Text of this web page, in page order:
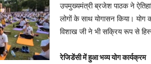
उपमुख्यमंत्री ब्रजेश पाठक ने
लोगों के साथ योगासन किया।
विशाख जी ने भी सक्रिय रूप से
रेजिडेंसी में हुआ भव्य योग कार्यक्रम